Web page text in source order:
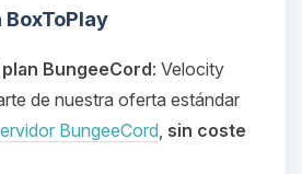
BoxToPlay
BungeeCord: Velocity
de nuestra oferta estándar
BungeeCord, sin coste